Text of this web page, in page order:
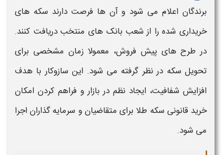
برندگان اعلام می‌ شود و آن‌ ها فرصت دارند سکه‌ های
خریداری‌ شده را از شعب بانک‌ های منتخب دریافت کنند.
در طرح‌ های پیش‌ فروش، معمولا زمان مشخصی برای
تحویل سکه در نظر گرفته می‌ شود. این سازوکار با هدف
افزایش شفافیت، ایجاد نظم در بازار و فراهم‌ کردن امکان
خرید قانونی سکه طلا برای متقاضیان و سرمایه‌ گذاران اجرا
می‌ شود.